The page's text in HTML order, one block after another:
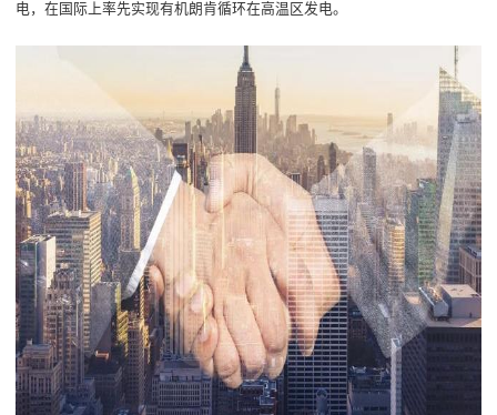
电，在国际上率先实现有机朗肯循环在高温区发电。